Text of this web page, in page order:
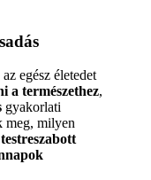
egész életedet
a természethez,
gyakorlati
meg, milyen
testreszabott